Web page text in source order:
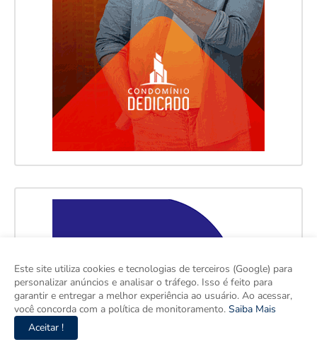
Este site utiliza cookies e tecnologias de terceiros (Google) para
personalizar anúncios e analisar o tráfego. Isso é feito para
garantir e entregar a melhor experiência ao usuário. Ao acessar,
você concorda com a política de monitoramento. Saiba Mais
Aceitar !